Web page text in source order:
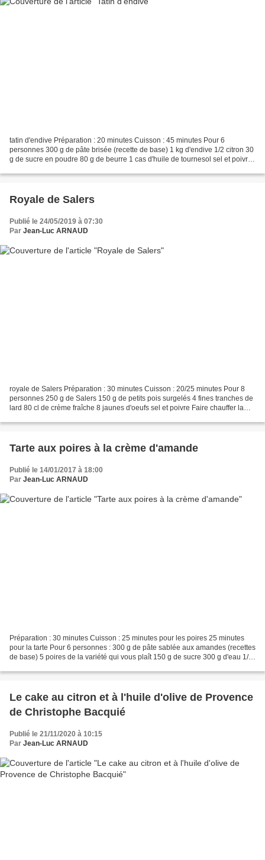
tatin d'endive Préparation : 20 minutes Cuisson : 45 minutes Pour 6
personnes 300 g de pâte brisée (recette de base) 1 kg d'endive 1/2 citron 30
g de sucre en poudre 80 g de beurre 1 cas d'huile de tournesol sel et poivre
Royale de Salers
Publié le 24/05/2019 à 07:30
Par Jean-Luc ARNAUD
royale de Salers Préparation : 30 minutes Cuisson : 20/25 minutes Pour 8
personnes 250 g de Salers 150 g de petits pois surgelés 4 fines tranches de
lard 80 cl de crème fraîche 8 jaunes d'oeufs sel et poivre Faire chauffer la
Tarte aux poires à la crème d'amande
Publié le 14/01/2017 à 18:00
Par Jean-Luc ARNAUD
Préparation : 30 minutes Cuisson : 25 minutes pour les poires 25 minutes
pour la tarte Pour 6 personnes : 300 g de pâte sablée aux amandes (recettes
de base) 5 poires de la variété qui vous plaît 150 g de sucre 300 g d'eau 1/2
Le cake au citron et à l'huile d'olive de Provence
de Christophe Bacquié
Publié le 21/11/2020 à 10:15
Par Jean-Luc ARNAUD